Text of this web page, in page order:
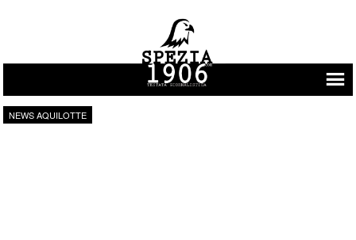
Vai al contenuto
NEWS AQUILOTTE